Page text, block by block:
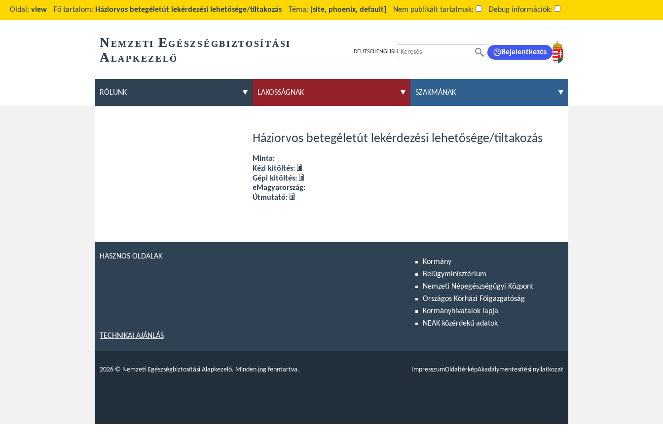
Oldal: view Fő tartalom: Háziorvos betegéletút lekérdezési lehetősége/tiltakozás Téma: [site, phoenix, default] Nem publikált tartalmak: Debug információk:
NEMZETI EGÉSZSÉGBIZTOSÍTÁSI
ALAPKEZELŐ
DEUTSCH ENGLISH Bejelentkezés
RÓLUNK LAKOSSÁGNAK SZAKMÁNAK
Háziorvos betegéletút lekérdezési lehetősége/tiltakozás
Minta:
Kézi kitöltés:
Gépi kitöltés:
eMagyarország:
Útmutató:
HASZNOS OLDALAK
Kormány
Belügyminisztérium
Nemzeti Népegészségügyi Központ
Országos Kórházi Főigazgatóság
Kormányhivatalok lapja
NEAK közérdekű adatok
TECHNIKAI AJÁNLÁS
2026 © Nemzeti Egészségbiztosítási Alapkezelő. Minden jog fenntartva. ImpresszumOldaltérképAkadálymentesítési nyilatkozat